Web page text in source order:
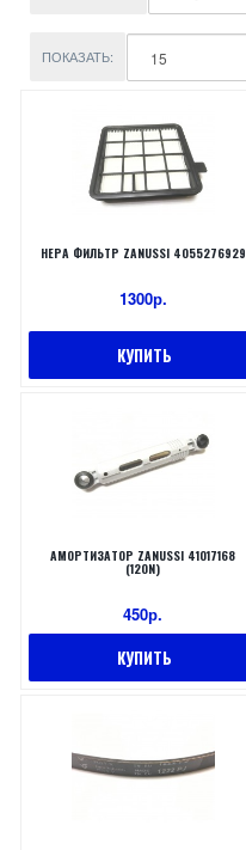
ПОКАЗАТЬ:
HEPA ФИЛЬТР ZANUSSI 4055276929
1300р.
КУПИТЬ
АМОРТИЗАТОР ZANUSSI 41017168
(120N)
450р.
КУПИТЬ